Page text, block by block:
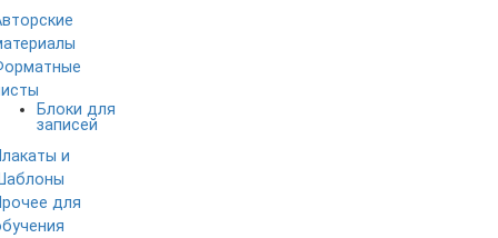
Блоки для
записей
и
для